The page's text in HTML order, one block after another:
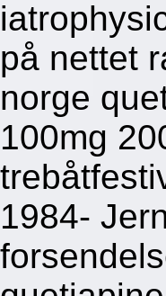
på nettet
norge
100mg
1984-